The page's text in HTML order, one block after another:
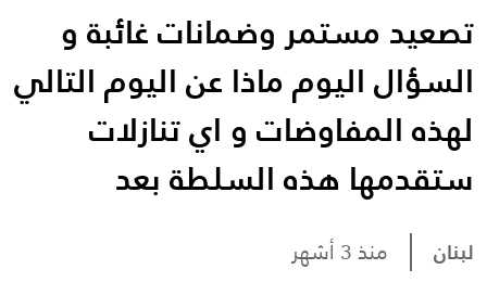
تصعيد مستمر وضمانات غائبة و
السؤال اليوم ماذا عن اليوم التالي
لهذه المفاوضات و اي تنازلات
ستقدمها هذه السلطة بعد
لبنان منذ 3 أشهر